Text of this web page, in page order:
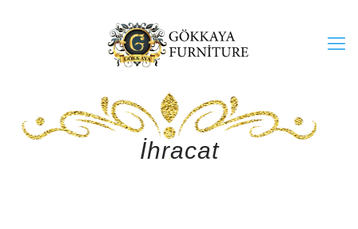
İhracat